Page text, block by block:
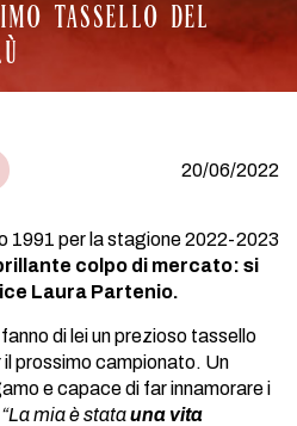
TASSELLO DEL
20/06/2022
1991 per la stagione 2022-2023
colpo di mercato: si
Laura Partenio.
di lei un prezioso tassello
prossimo campionato. Un
e capace di far innamorare i
“La mia è statauna vita